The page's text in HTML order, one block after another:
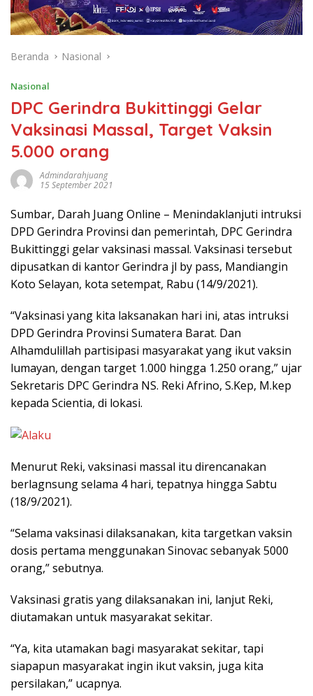
Beranda Nasional
Nasional
DPC Gerindra Bukittinggi Gelar
Vaksinasi Massal, Target Vaksin
5.000 orang
Admindarahjuang
15 September 2021
Sumbar, Darah Juang Online – Menindaklanjuti intruksi
DPD Gerindra Provinsi dan pemerintah, DPC Gerindra
Bukittinggi gelar vaksinasi massal. Vaksinasi tersebut
dipusatkan di kantor Gerindra jl by pass, Mandiangin
Koto Selayan, kota setempat, Rabu (14/9/2021).
“Vaksinasi yang kita laksanakan hari ini, atas intruksi
DPD Gerindra Provinsi Sumatera Barat. Dan
Alhamdulillah partisipasi masyarakat yang ikut vaksin
lumayan, dengan target 1.000 hingga 1.250 orang,” ujar
Sekretaris DPC Gerindra NS. Reki Afrino, S.Kep, M.kep
kepada Scientia, di lokasi.
Menurut Reki, vaksinasi massal itu direncanakan
berlagnsung selama 4 hari, tepatnya hingga Sabtu
(18/9/2021).
“Selama vaksinasi dilaksanakan, kita targetkan vaksin
dosis pertama menggunakan Sinovac sebanyak 5000
orang,” sebutnya.
Vaksinasi gratis yang dilaksanakan ini, lanjut Reki,
diutamakan untuk masyarakat sekitar.
“Ya, kita utamakan bagi masyarakat sekitar, tapi
siapapun masyarakat ingin ikut vaksin, juga kita
persilakan,” ucapnya.